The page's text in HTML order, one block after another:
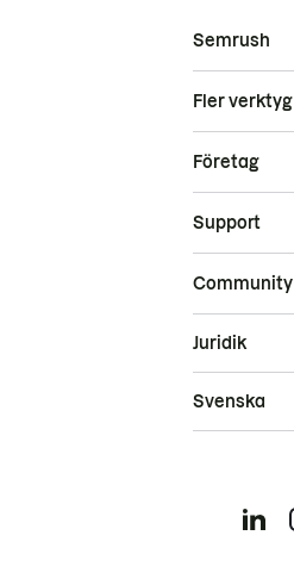
Semrush
Fler verktyg
Företag
Support
Community
Juridik
Svenska